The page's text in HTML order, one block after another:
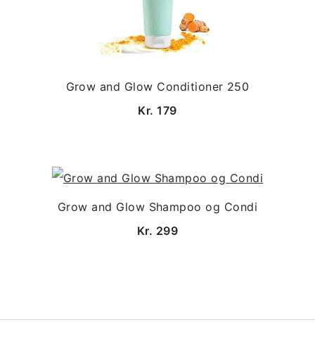
Grow and Glow Conditioner 250
Kr. 179
Grow and Glow Shampoo og Condi
Kr. 299